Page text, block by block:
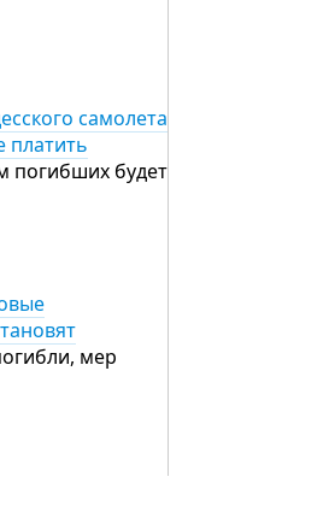
самолета
платить
погибших будет
мер